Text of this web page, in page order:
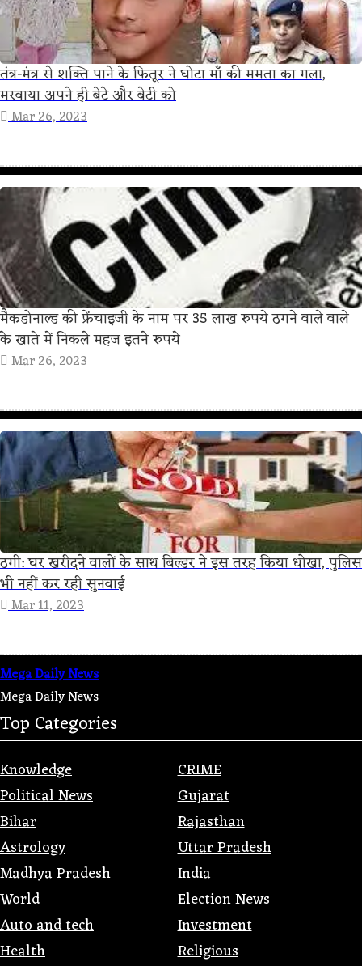
तंत्र-मंत्र से शक्ति पाने के फितूर ने घोटा माँ की ममता का गला,
मरवाया अपने ही बेटे और बेटी को
Mar 26, 2023
मैकडोनाल्ड की फ्रेंचाइजी के नाम पर 35 लाख रुपये ठगने वाले वाले
के खाते में निकले महज इतने रुपये
Mar 26, 2023
ठगी: घर खरीदने वालों के साथ बिल्डर ने इस तरह किया धोखा, पुलिस
भी नहीं कर रही सुनवाई
Mar 11, 2023
Mega Daily News
Mega Daily News
Top Categories
Knowledge
CRIME
Political News
Gujarat
Bihar
Rajasthan
Astrology
Uttar Pradesh
Madhya Pradesh
India
World
Election News
Auto and tech
Investment
Health
Religious